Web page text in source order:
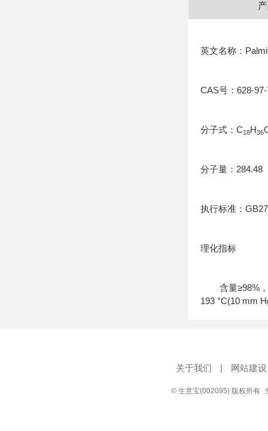
英文名称：
CAS号：628-
分子式：C18H36
分子量：284.48
执行标准：
理化指标
含量≥98%，
193 °C(10 mm
关于我们 | 网站建设
© 生意宝(002095) 版权所有